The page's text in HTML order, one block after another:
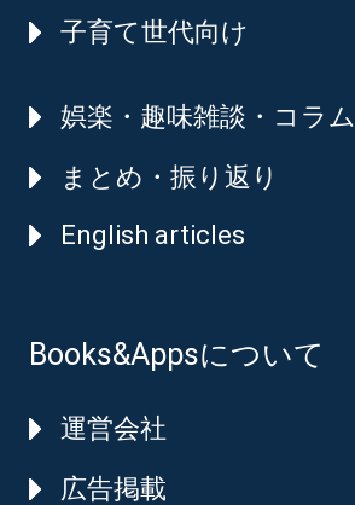
子育て世代向け
娯楽・趣味雑談・コラム
まとめ・振り返り
English articles
Books&Appsについて
運営会社
広告掲載